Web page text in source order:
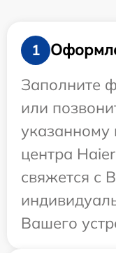
1
Заполните
или
указанному
центра
свяжется с
Вашего